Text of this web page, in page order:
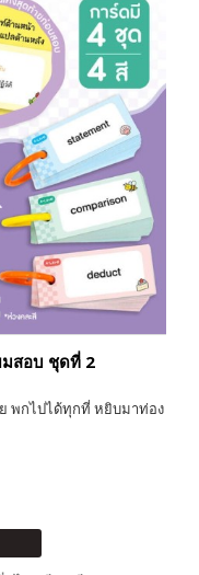
มสอบ ชุดที่ 2
พกไปได้ทุกที่ หยิบมาท่อง